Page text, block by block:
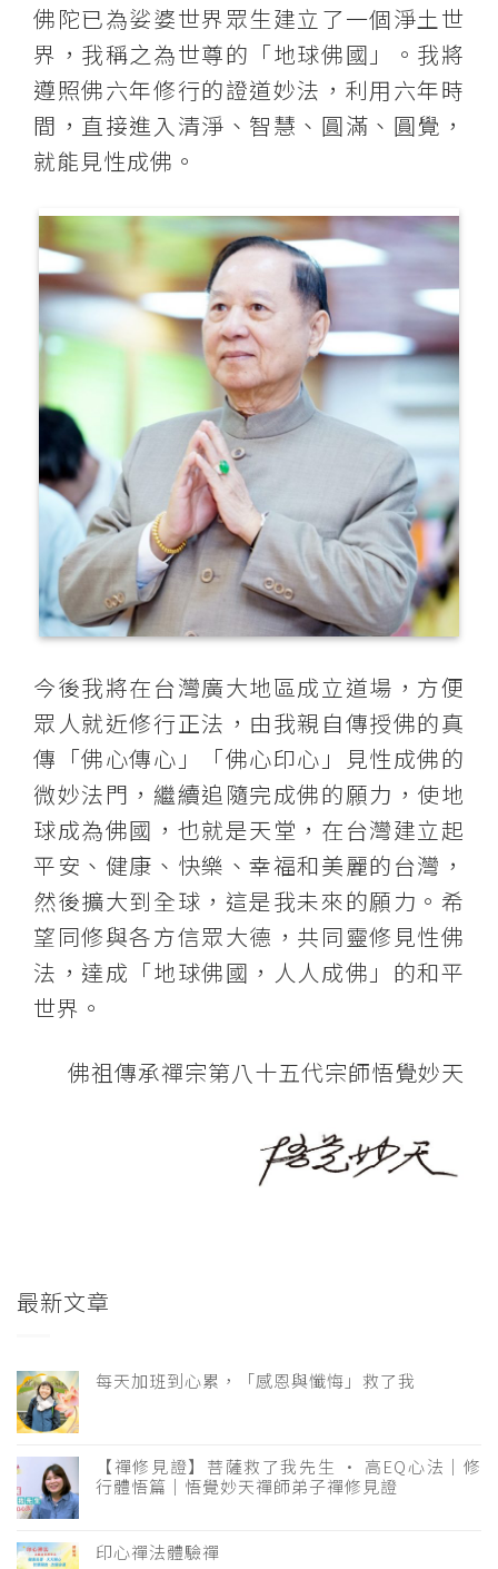
佛陀已為娑婆世界眾生建立了一個淨土世
界，我稱之為世尊的「地球佛國」。我將
遵照佛六年修行的證道妙法，利用六年時
間，直接進入清淨、智慧、圓滿、圓覺，
就能見性成佛。
今後我將在台灣廣大地區成立道場，方便
眾人就近修行正法，由我親自傳授佛的真
傳「佛心傳心」「佛心印心」見性成佛的
微妙法門，繼續追隨完成佛的願力，使地
球成為佛國，也就是天堂，在台灣建立起
平安、健康、快樂、幸福和美麗的台灣，
然後擴大到全球，這是我未來的願力。希
望同修與各方信眾大德，共同靈修見性佛
法，達成「地球佛國，人人成佛」的和平
世界。
佛祖傳承禪宗第八十五代宗師悟覺妙天
最新文章
每天加班到心累，「感恩與懺悔」救了我
【禪修見證】菩薩救了我先生 · 高EQ心法｜修
行體悟篇｜悟覺妙天禪師弟子禪修見證
印心禪法體驗禪